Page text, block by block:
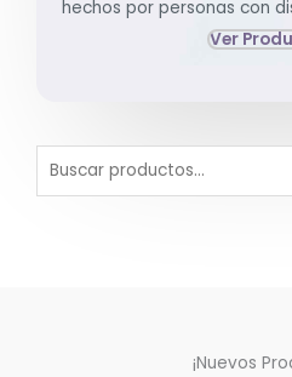
hechos por personas con
Ver
Buscar
¡Nuevos